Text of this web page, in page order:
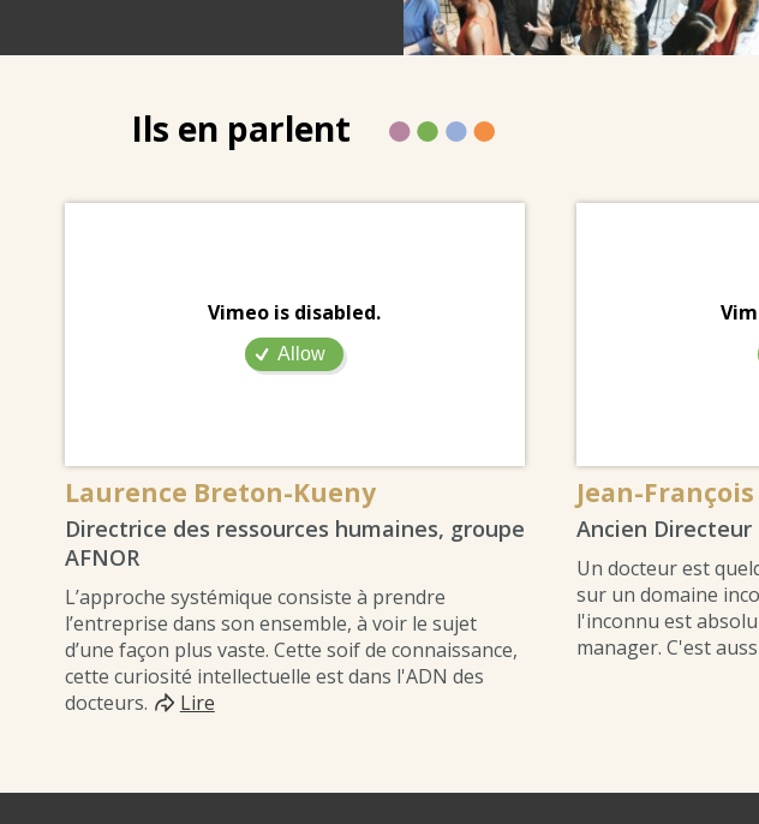
Ils en parlent
Vimeo is disabled.
Allow
Laurence Breton-Kueny
Directrice des ressources humaines, groupe
AFNOR
L’approche systémique consiste à prendre
l’entreprise dans son ensemble, à voir le sujet
d’une façon plus vaste. Cette soif de connaissance,
cette curiosité intellectuelle est dans l'ADN des
docteurs.
Lire
Jean-
Ancien
Un docteur est
sur un domaine
l'inconnu est
manager. C'est